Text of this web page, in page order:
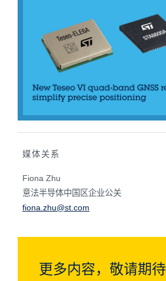
媒体关系
Fiona Zhu
意法半导体中国区企业公关
fiona.zhu@st.com
更多内容，敬请期待